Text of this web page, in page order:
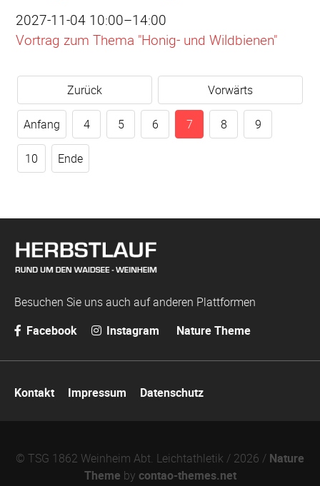
2027-11-04 10:00–14:00
Vortrag zum Thema "Honig- und Wildbienen"
Zurück Vorwärts
Anfang 4 5 6 7 8 9
10 Ende
Besuchen Sie uns auch auf anderen Plattformen
Facebook
Instagram Nature Theme
überspringen
Kontakt Impressum Datenschutz
© TSG 1862 Weinheim Abt. Leichtathletik / 2026 / Nature
Theme by contao-themes.net